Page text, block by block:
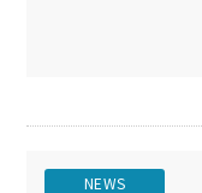
NEWS